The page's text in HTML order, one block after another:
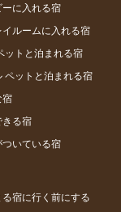
に入れる宿
ルームに入れる宿
ットと泊まれる宿
ペットと泊まれる宿
宿
きる宿
ついている宿
宿に行く前にする